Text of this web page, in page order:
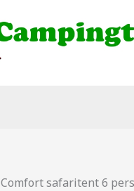
Comfort safaritent 6